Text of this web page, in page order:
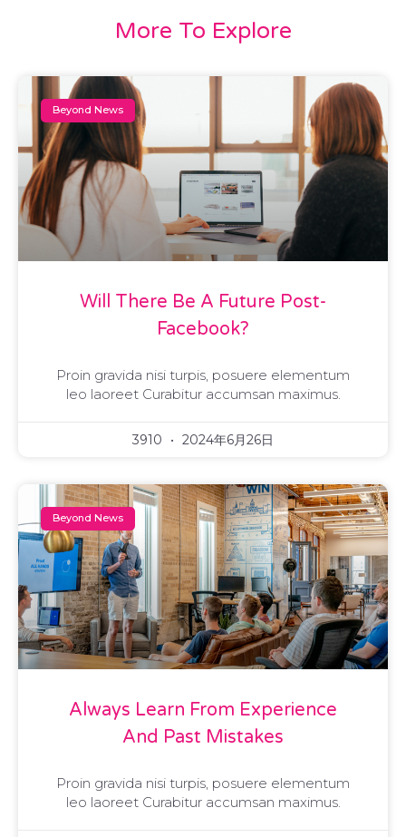
More To Explore
Beyond News
Will There Be A Future Post-
Facebook?
Proin gravida nisi turpis, posuere elementum
leo laoreet Curabitur accumsan maximus.
3910 2024年6月26日
Beyond News
Always Learn From Experience
And Past Mistakes
Proin gravida nisi turpis, posuere elementum
leo laoreet Curabitur accumsan maximus.